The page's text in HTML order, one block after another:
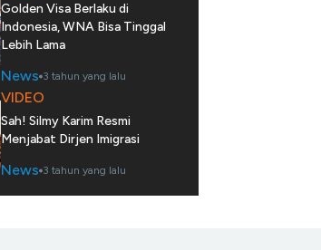
Golden Visa Berlaku di
Indonesia, WNA Bisa Tinggal
Lebih Lama
News 3 tahun yang lalu
VIDEO
Sah! Silmy Karim Resmi
Menjabat Dirjen Imigrasi
News 3 tahun yang lalu